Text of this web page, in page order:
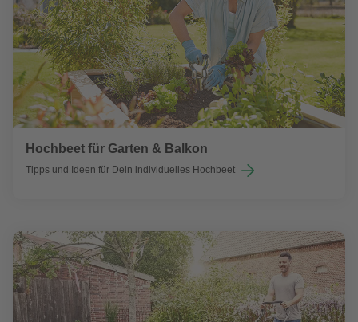
Hochbeet für Garten & Balkon
Tipps und Ideen für Dein individuelles Hochbeet